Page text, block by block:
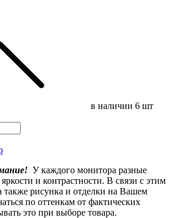
в наличии 6 шт
У каждого монитора разные
и контрастности. В связи с этим
также рисунка и отделки на Вашем
по оттенкам от фактических
это при выборе товара.